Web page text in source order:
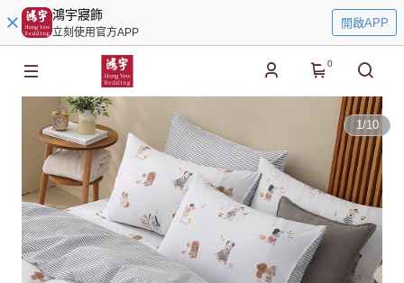
鴻宇寢飾
立刻使用官方APP
開啟APP
0
1/10